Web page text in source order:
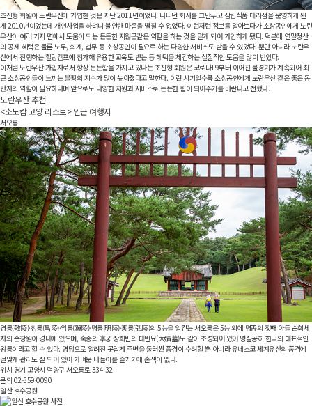
조진형 회원이 노란우산에 가입한 것은 지난 2011년이었다. 다니던 회사를 그만두고 삼립식품 대리점을 운영하게 된
게 2010년이었는데 개인사업을 하려니 불안한 마음을 떨칠 수 없었다. 이런저런 정보를 알아보다가 소상공인에게 노란
우산이 여러 가지 면에서 도움이 되는 든든한 지원군같은 역할을 하는 것을 알게 되어 가입하게 됐다. 덕분에 연말정산
의 공제 혜택은 물론 노무, 회계, 법무 등 소상공인이 필요로 하는 다양한 서비스도 받을 수 있었다. 뿐만 아니라 노란우
산에서 진행하는 힐링캠프에 참가해 유용한 교육도 받는 등 혜택을 체감하는 실질적인 도움을 많이 받았다.
이처럼 노란우산 가입자로서 항상 든든함을 가지고 있다는 조진형 회원은 코로나19부터 이어진 불경기가 계속되어 최
근 소상공인들이 느끼는 불황의 지수가 많이 높아졌다고 말한다. 이런 시기일수록 소상공인에게 노란우산 같은 좋은 동
반자의 역할이 필요하다며 앞으로도 다양한 지원과 서비스로 든든한 힘이 되어주기를 바란다고 전했다.
노란우산 추천
<소노캄 고양 리조트> 인근 여행지
서오릉
경릉(敬陵)·창릉(昌陵)·익릉(翼陵)·명릉(明陵)·홍릉(弘陵)의 5능을 일컫는 서오릉은 5능 외에 명종의 첫째 아들 순회세
자의 순창원이 경내에 있으며, 숙종의 후궁 장희빈의 대빈묘(大嬪墓)도 같이 조성되어 있어 명실공히 한국의 대표적인
왕릉이라고 할 수 있다. 명당으로 알려진 곳답게 주변을 둘러싼 풍경이 수려할 뿐 아니라 유네스코 세계유산의 품격에
걸맞게 관리도 잘 되어 있어 가벼운 나들이를 즐기기에 손색이 없다.
위치 경기 고양시 덕양구 서오릉로 334-32
문의 02-359-0090
일산 호수공원